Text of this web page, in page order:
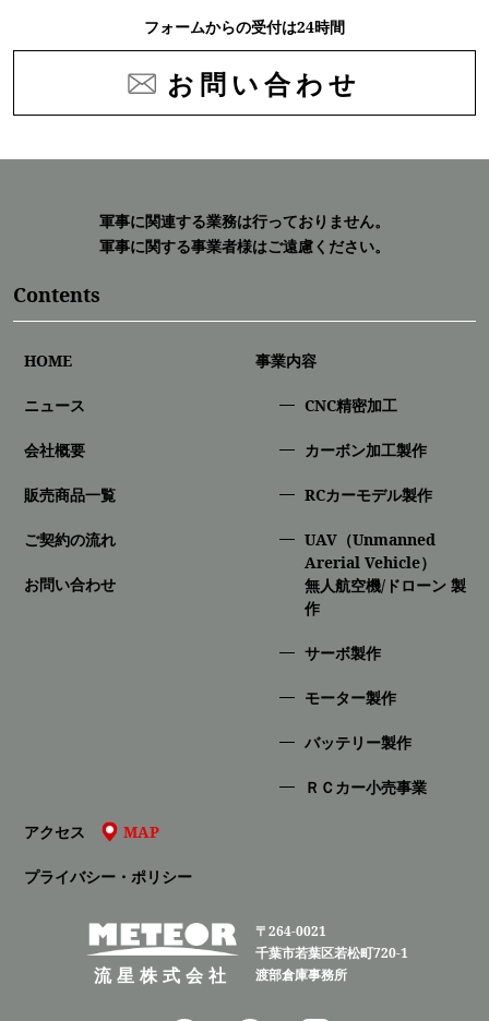
フォームからの受付は24時間
お問い合わせ
軍事に関連する業務は行っておりません。
軍事に関する事業者様はご遠慮ください。
Contents
HOME
ニュース
会社概要
販売商品一覧
ご契約の流れ
お問い合わせ
事業内容
CNC精密加⼯
カーボン加工製作
RCカーモデル製作
UAV（Unmanned
Arerial Vehicle）
無人航空機/ドローン 製
作
サーボ製作
モーター製作
バッテリー製作
ＲＣカー小売事業
アクセス MAP
プライバシー・ポリシー
流星株式会社
〒264-0021
千葉市若葉区若松町720-1
渡部倉庫事務所